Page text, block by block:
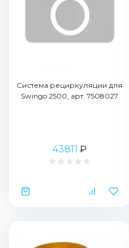
Cистема рециркуляции для
Swingo 2500, арт. 7508027
43811 ₽